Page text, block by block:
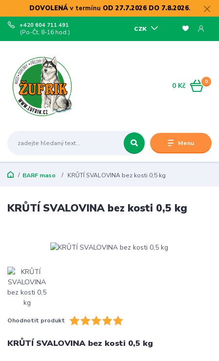
DOVOLENÁv termínu OD 27.7.2026 DO 7.8.2026.
Menu
CZK
+420 604 711 491
(Po-Čt, 8-16 hod.)
0
0 Kč
BARF maso KRŮTÍ SVALOVINA bez kosti 0,5 kg
KRŮTÍ SVALOVINA bez kosti 0,5 kg
Ohodnotit produkt
KRŮTÍ SVALOVINA bez kosti 0,5 kg